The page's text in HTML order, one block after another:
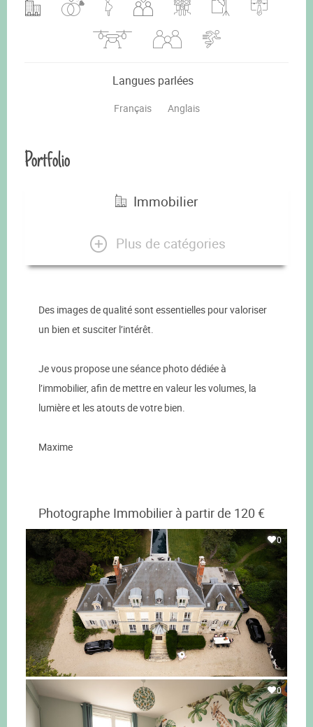
Langues parlées
Français Anglais
Portfolio
Immobilier
Plus de catégories
Des images de qualité sont essentielles pour valoriser
un bien et susciter l’intérêt.
Je vous propose une séance photo dédiée à
l’immobilier, afin de mettre en valeur les volumes, la
lumière et les atouts de votre bien.
Maxime
Photographe Immobilier à partir de 120 €
0
0